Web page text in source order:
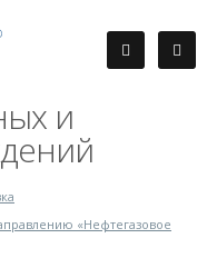
и
«Нефтегазовое